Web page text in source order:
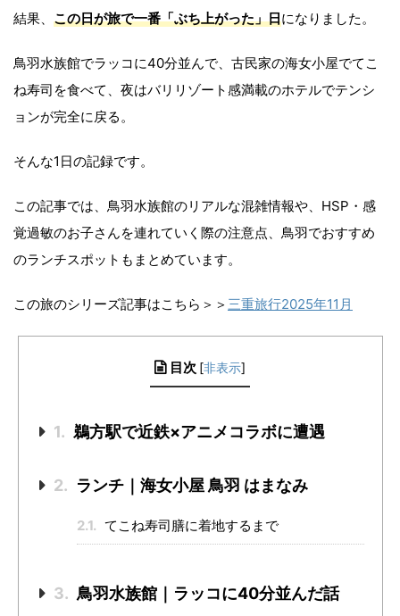
結果、 この日が旅で一番「ぶち上がった」日になりました。
鳥羽水族館でラッコに40分並んで、古民家の海女小屋でてこ
ね寿司を食べて、夜はバリリゾート感満載のホテルでテンシ
ョンが完全に戻る。
そんな1日の記録です。
この記事では、鳥羽水族館のリアルな混雑情報や、HSP・感
覚過敏のお子さんを連れていく際の注意点、鳥羽でおすすめ
のランチスポットもまとめています。
この旅のシリーズ記事はこちら＞＞ 三重旅行2025年11月
目次 [非表示]
1. 鵜方駅で近鉄×アニメコラボに遭遇
2. ランチ｜海女小屋 鳥羽 はまなみ
2.1. てこね寿司膳に着地するまで
3. 鳥羽水族館｜ラッコに40分並んだ話